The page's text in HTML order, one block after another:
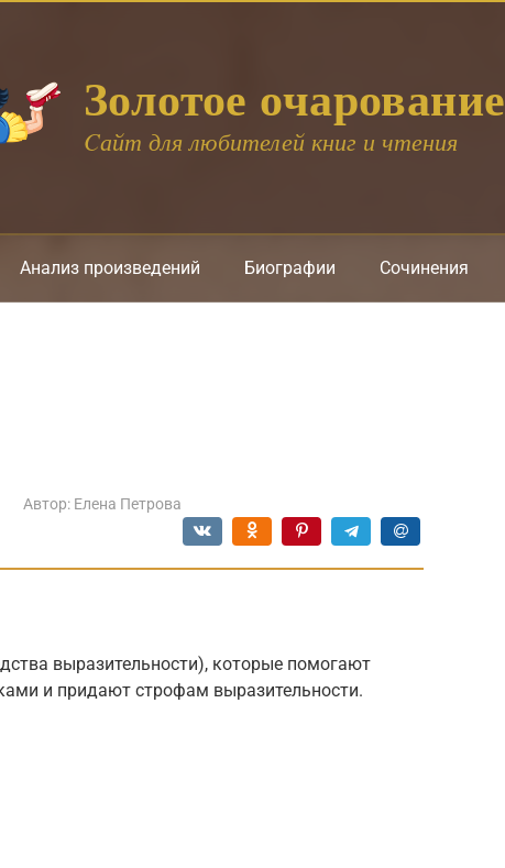
Золотое очарование
Cайт для любителей книг и чтения
Анализ произведений Биографии Сочинения
Автор: Елена Петрова
выразительности), которые помогают
и придают строфам выразительности.